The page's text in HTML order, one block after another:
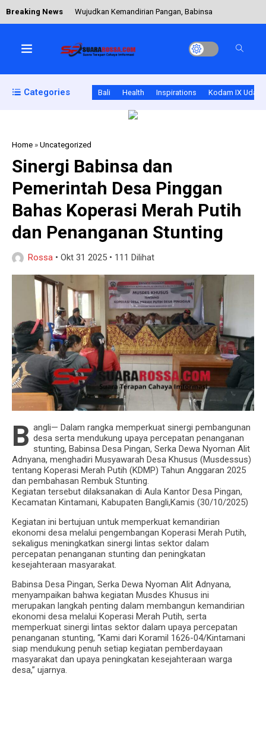
Breaking News Wujudkan Kemandirian Pangan, Babinsa
Tukadaya
Danramil Panite dan Babinsa Dampingi Panen
Kerja Bhakti Babinsa Wujudkan Lingkungan
Babinsa Tekankan Pentingnya Melaporkan Isu
Provokasi dan Tamu Tak Dikenal di Lingkungan
Categories Bali Health Inspirations Kodam IX
Home »Uncategorized
Sinergi Babinsa dan
Pemerintah Desa Pinggan
Bahas Koperasi Merah Putih
dan Penanganan Stunting
Rossa • Okt 31 2025 • 111 Dilihat
B angli— Dalam rangka memperkuat sinergi pembangunan
desa serta mendukung upaya percepatan penanganan
stunting, Babinsa Desa Pingan, Serka Dewa Nyoman Alit
Adnyana, menghadiri Musyawarah Desa Khusus (Musdessus)
tentang Koperasi Merah Putih (KDMP) Tahun Anggaran 2025
dan pembahasan Rembuk Stunting.
Kegiatan tersebut dilaksanakan di Aula Kantor Desa Pingan,
Kecamatan Kintamani, Kabupaten Bangli,Kamis (30/10/2025)
Kegiatan ini bertujuan untuk memperkuat kemandirian
ekonomi desa melalui pengembangan Koperasi Merah Putih,
sekaligus meningkatkan sinergi lintas sektor dalam
percepatan penanganan stunting dan peningkatan
kesejahteraan masyarakat.
Babinsa Desa Pingan, Serka Dewa Nyoman Alit Adnyana,
menyampaikan bahwa kegiatan Musdes Khusus ini
merupakan langkah penting dalam membangun kemandirian
ekonomi desa melalui Koperasi Merah Putih, serta
memperkuat sinergi lintas sektor dalam upaya percepatan
penanganan stunting, “Kami dari Koramil 1626-04/Kintamani
siap mendukung penuh setiap kegiatan pemberdayaan
masyarakat dan upaya peningkatan kesejahteraan warga
desa,” ujarnya.